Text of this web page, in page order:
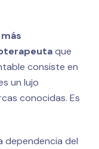
que
consiste en
un lujo
conocidas. Es
dependencia del